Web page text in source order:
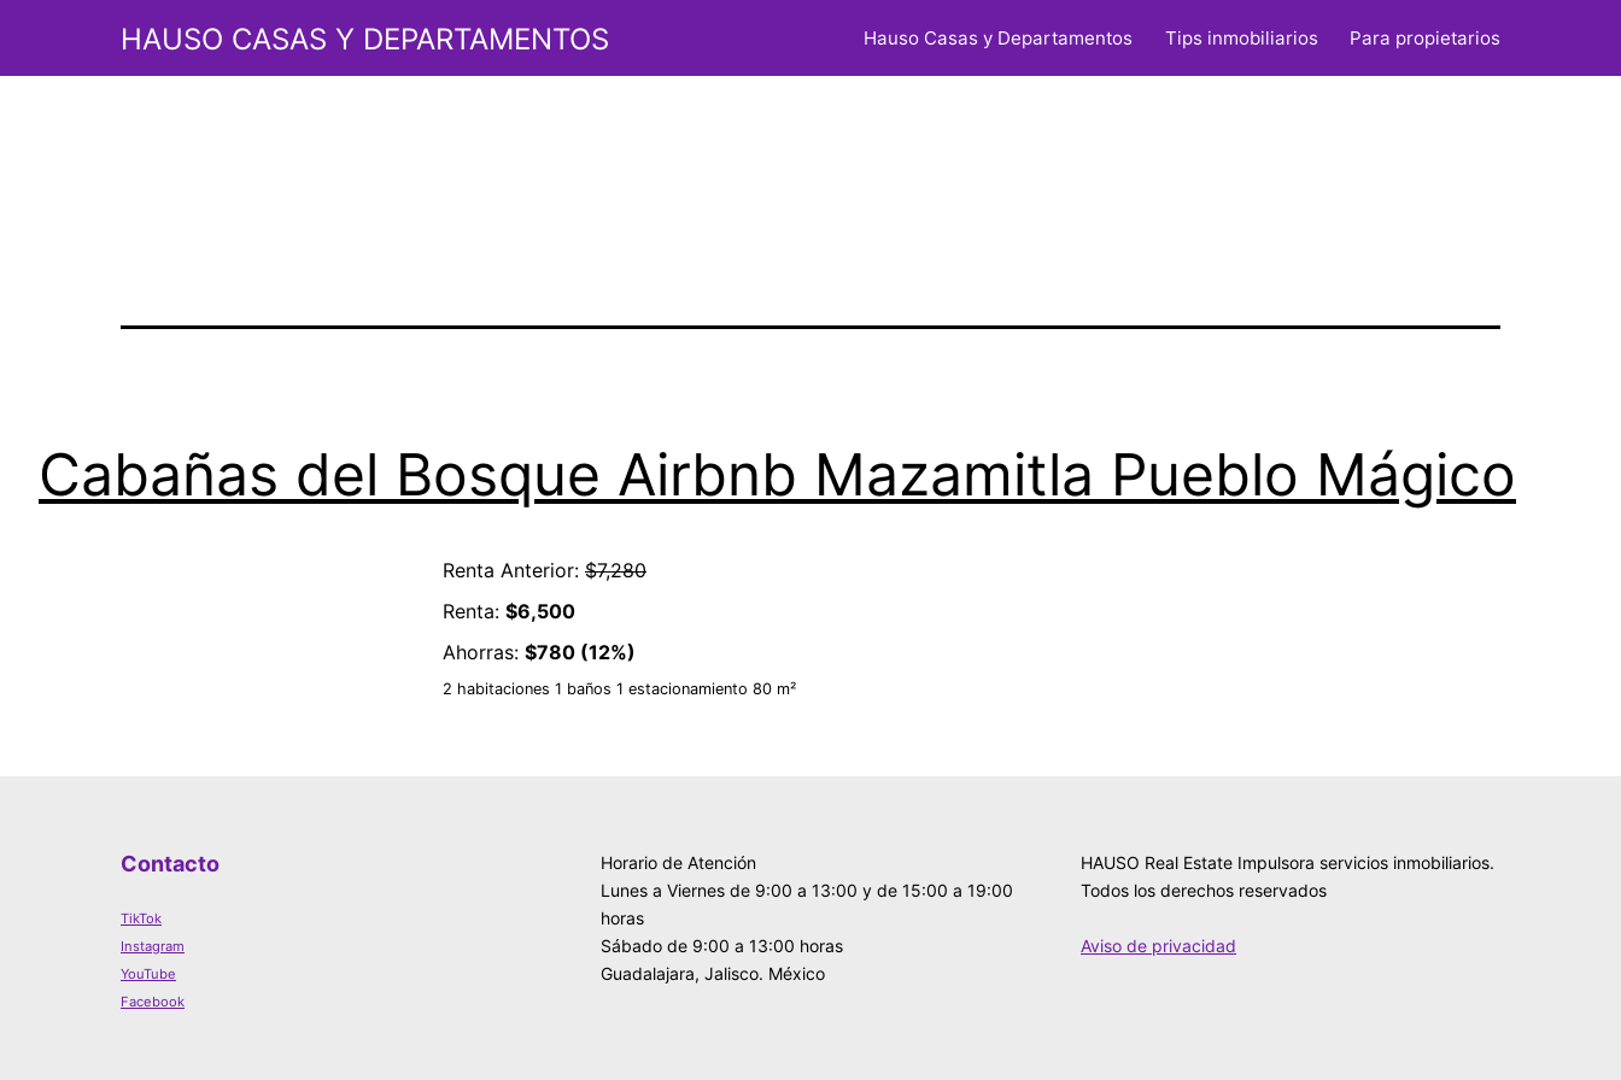
HAUSO CASAS Y DEPARTAMENTOS Hauso Casas y Departamentos Tips inmobiliarios Para propietarios
Etiqueta:cabañas
Cabañas del Bosque Airbnb Mazamitla Pueblo Mágico
Renta Anterior: $7,280
Renta: $6,500
Ahorras: $780 (12%)
2 habitaciones 1 baños 1 estacionamiento 80 m²
Contacto
TikTok
Instagram
YouTube
Facebook
Horario de Atención
Lunes a Viernes de 9:00 a 13:00 y de 15:00 a 19:00
horas
Sábado de 9:00 a 13:00 horas
Guadalajara, Jalisco. México
HAUSO Real Estate Impulsora servicios inmobiliarios.
Todos los derechos reservados
Aviso de privacidad